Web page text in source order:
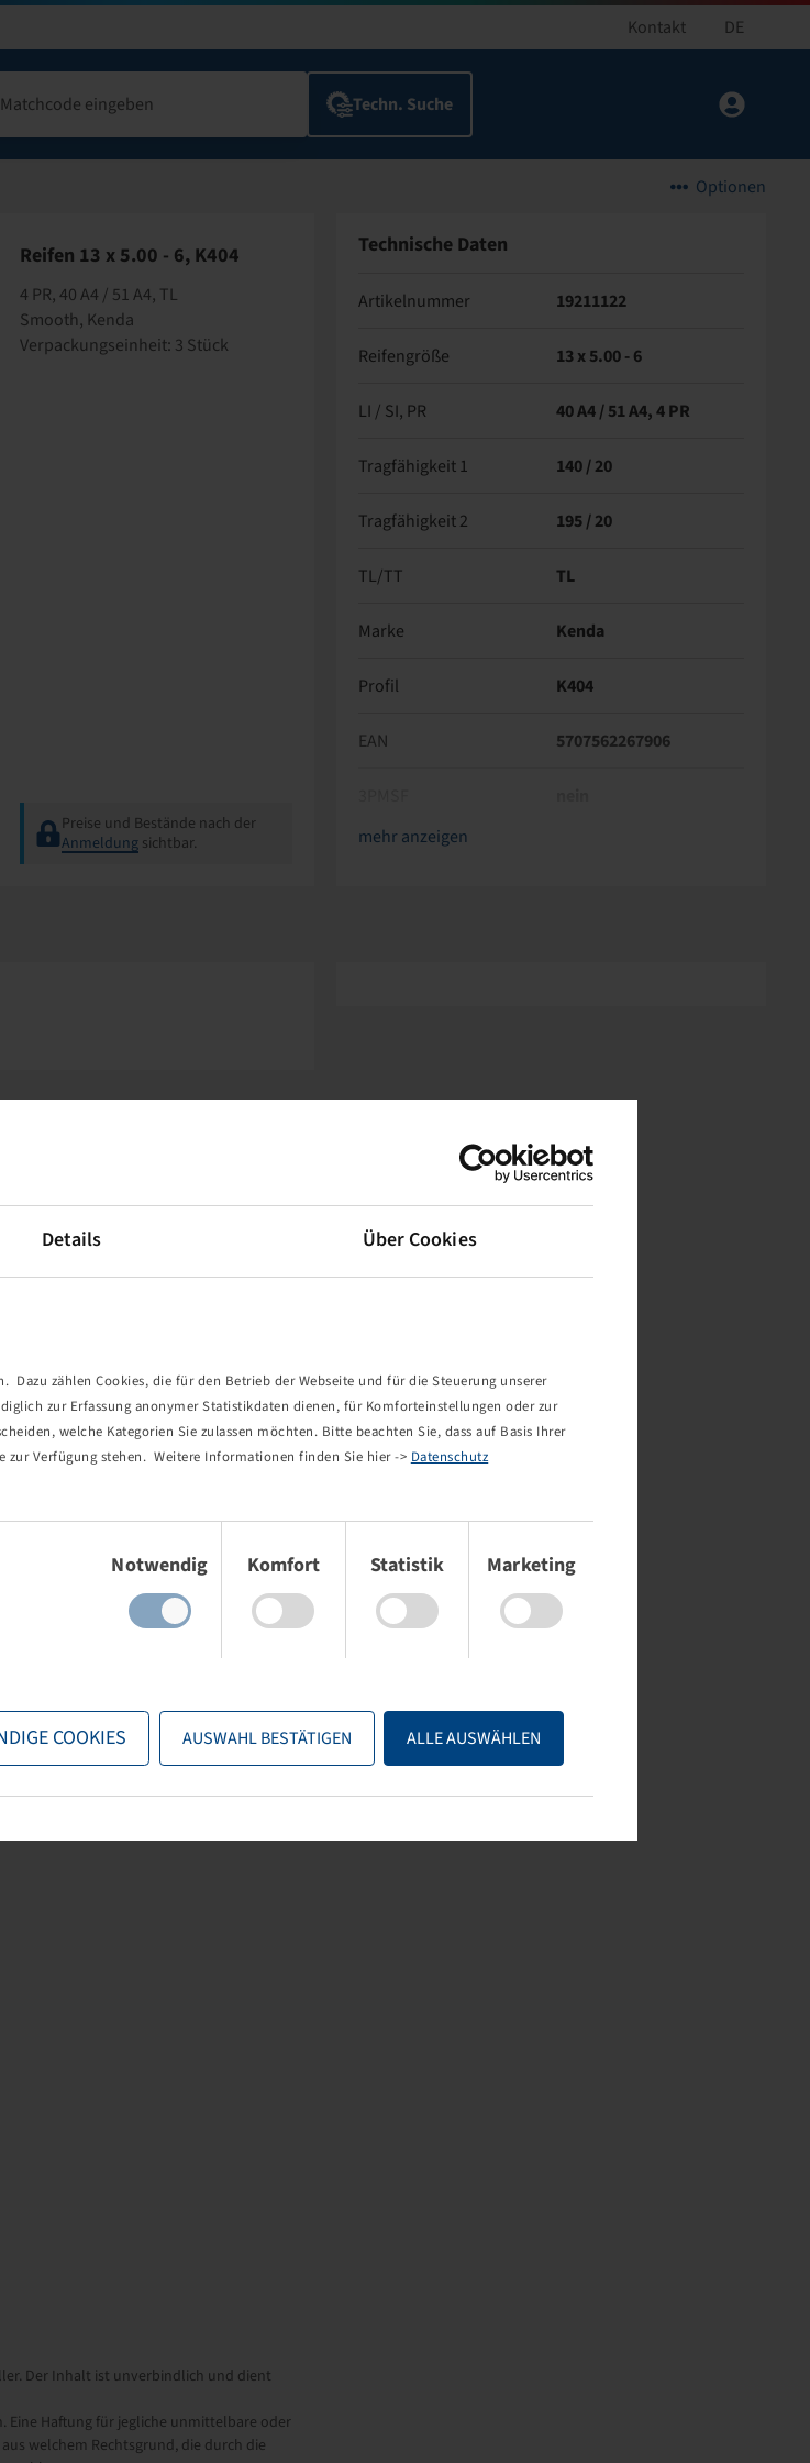
Details Über Cookies
zählen Cookies, die für den Betrieb der Webseite und für die Steuerung unserer
zur Erfassung anonymer Statistikdaten dienen, für Komforteinstellungen oder zur
welche Kategorien Sie zulassen möchten. Bitte beachten Sie, dass auf Basis Ihrer
Verfügung stehen. Weitere Informationen finden Sie hier -> Datenschutz
Notwendig
Komfort Statistik Marketing
COOKIES AUSWAHL BESTÄTIGEN ALLE AUSWÄHLEN
Kontakt DE
Optionen
Reifen 13 x 5.00 - 6, K404
4 PR, 40 A4 / 51 A4, TL
Smooth, Kenda
Verpackungseinheit: 3 Stück
Preise und Bestände nach der
Anmeldung sichtbar.
und allradtaugliche ATV-Spezialreifen
Spezialreifen für den
Der Inhalt ist unverbindlich und dient
Eine Haftung für jegliche unmittelbare oder
welchem Rechtsgrund, die durch die
Technische Daten
Artikelnummer 19211122
Reifengröße 13 x 5.00 - 6
LI / SI, PR 40 A4 / 51 A4, 4 PR
Tragfähigkeit 1 140 / 20
Tragfähigkeit 2 195 / 20
TL/TT TL
Marke Kenda
Profil K404
EAN 5707562267906
Außendurchmesser
mehr anzeigen